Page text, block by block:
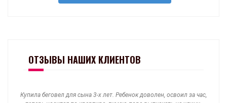
ОТЗЫВЫ НАШИХ КЛИЕНТОВ
Купила беговел для сына 3-х лет. Ребенок доволен, освоил за час,